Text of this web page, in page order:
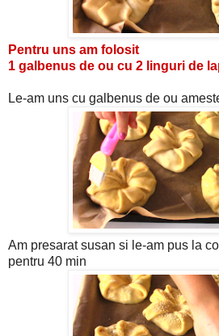
Pentru uns am folosit
1 galbenus de ou cu 2 linguri de
Le-am uns cu galbenus de ou
Am presarat susan si le-am pus la
pentru 40 min